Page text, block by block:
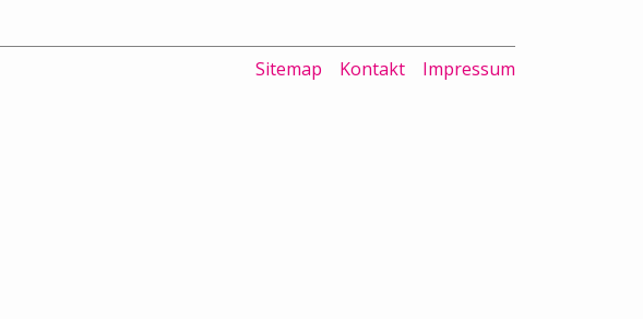
Sitemap Kontakt Impressum